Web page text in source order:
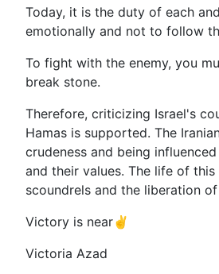
Today, it is the duty of each
emotionally and not to follow
To fight with the enemy, you
break stone.
Therefore, criticizing Israel's
Hamas is supported. The
crudeness and being
and their values. The life of
scoundrels and the liberation
Victory is near✌️
Victoria Azad